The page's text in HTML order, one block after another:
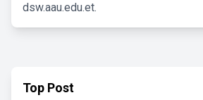
dsw.aau.edu.et.
Top Post